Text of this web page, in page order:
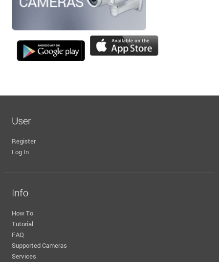
User
Register
Log In
Info
How To
Tutorial
FAQ
Supported Cameras
Services